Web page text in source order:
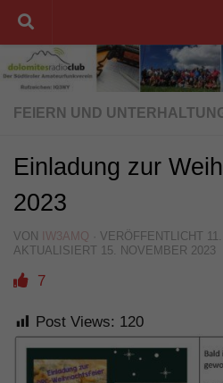
Unter dem Inhalt
FEIERN UND
Einladung zur
2023
VON IW3AMQ · VERÖFFENTLICHT
AKTUALISIERT 15. NOVEMBER 2023
7
Post Views: 120